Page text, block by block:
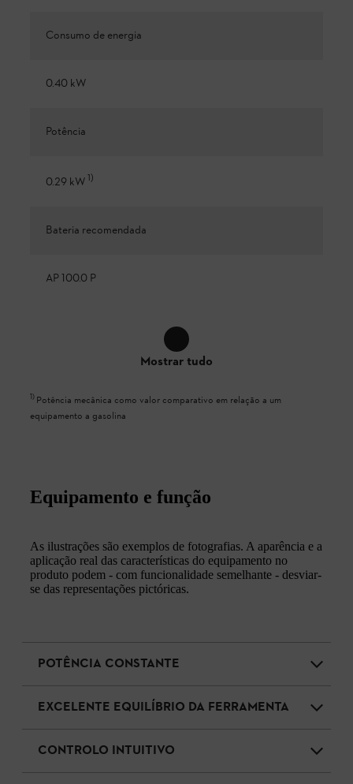
Consumo de energia
0.40 kW
Potência
0.29 kW1)
Bateria recomendada
AP 100.0 P
Mostrar tudo
1) Potência mecânica como valor comparativo em relação a um
equipamento a gasolina
Equipamento e função
As ilustrações são exemplos de fotografias. A aparência e a
aplicação real das características do equipamento no
produto podem - com funcionalidade semelhante - desviar-
se das representações pictóricas.
POTÊNCIA CONSTANTE
EXCELENTE EQUILÍBRIO DA FERRAMENTA
CONTROLO INTUITIVO